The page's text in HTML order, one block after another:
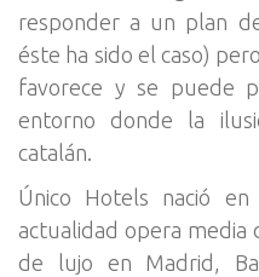
responder a un plan
éste ha sido el caso)
favorece y se puede
entorno donde la
catalán.
Único Hotels nació
actualidad opera media
de lujo en Madrid,